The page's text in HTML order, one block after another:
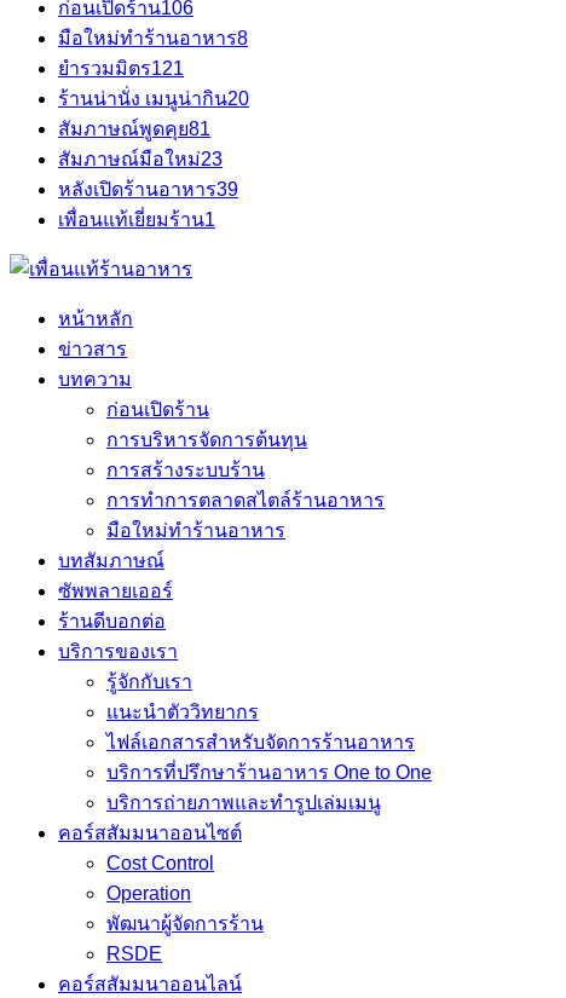
ก่อนเปิดร้าน106
มือใหม่ทำร้านอาหาร8
ยำรวมมิตร121
ร้านน่านั่ง เมนูน่ากิน20
สัมภาษณ์พูดคุย81
สัมภาษณ์มือใหม่23
หลังเปิดร้านอาหาร39
เพื่อนแท้เยี่ยมร้าน1
หน้าหลัก
ข่าวสาร
บทความ
ก่อนเปิดร้าน
การบริหารจัดการต้นทุน
การสร้างระบบร้าน
การทำการตลาดสไตล์ร้านอาหาร
มือใหม่ทำร้านอาหาร
บทสัมภาษณ์
ซัพพลายเออร์
ร้านดีบอกต่อ
บริการของเรา
รู้จักกับเรา
แนะนำตัววิทยากร
ไฟล์เอกสารสำหรับจัดการร้านอาหาร
บริการที่ปรึกษาร้านอาหาร One to One
บริการถ่ายภาพและทำรูปเล่มเมนู
คอร์สสัมมนาออนไซต์
Cost Control
Operation
พัฒนาผู้จัดการร้าน
RSDE
คอร์สสัมมนาออนไลน์